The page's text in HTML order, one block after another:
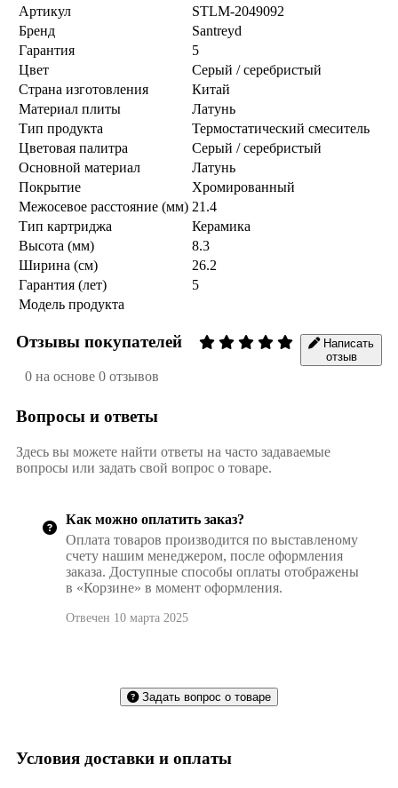
Артикул
STLM-2049092
Бренд
Santreyd
Гарантия
5
Цвет
Серый / серебристый
Страна изготовления
Китай
Материал плиты
Латунь
Тип продукта
Термостатический смеситель
Цветовая палитра
Серый / серебристый
Основной материал
Латунь
Покрытие
Хромированный
Межосевое расстояние (мм) 21.4
Тип картриджа
Керамика
Высота (мм)
8.3
Ширина (см)
26.2
Гарантия (лет)
5
Модель продукта
Отзывы покупателей
0 на основе 0 отзывов
Написать
отзыв
Вопросы и ответы
Здесь вы можете найти ответы на часто задаваемые
вопросы или задать свой вопрос о товаре.
Как можно оплатить заказ?
Оплата товаров производится по выставленому
счету нашим менеджером, после оформления
заказа. Доступные способы оплаты отображены
в «Корзине» в момент оформления.
Отвечен 10 марта 2025
Задать вопрос о товаре
Условия доставки и оплаты